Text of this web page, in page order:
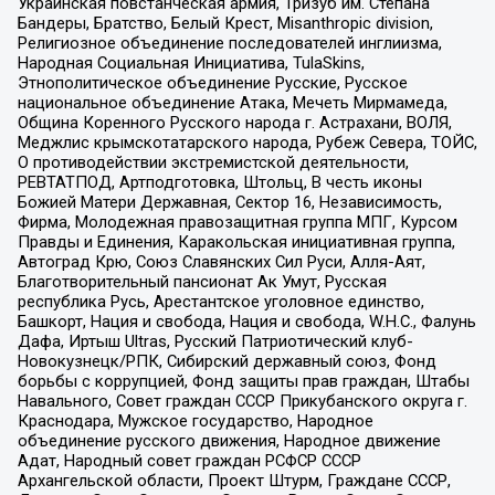
Бандеры, Братство, Белый Крест, Misanthropic division,
Религиозное объединение последователей инглиизма,
Народная Социальная Инициатива, TulaSkins,
Этнополитическое объединение Русские, Русское
национальное объединение Атака, Мечеть Мирмамеда,
Община Коренного Русского народа г. Астрахани, ВОЛЯ,
Меджлис крымскотатарского народа, Рубеж Севера, ТОЙС,
О противодействии экстремистской деятельности,
РЕВТАТПОД, Артподготовка, Штольц, В честь иконы
Божией Матери Державная, Сектор 16, Независимость,
Фирма, Молодежная правозащитная группа МПГ, Курсом
Правды и Единения, Каракольская инициативная группа,
Автоград Крю, Союз Славянских Сил Руси, Алля-Аят,
Благотворительный пансионат Ак Умут, Русская
республика Русь, Арестантское уголовное единство,
Башкорт, Нация и свобода, Нация и свобода, W.H.С., Фалунь
Дафа, Иртыш Ultras, Русский Патриотический клуб-
Новокузнецк/РПК, Сибирский державный союз, Фонд
борьбы с коррупцией, Фонд защиты прав граждан, Штабы
Навального, Совет граждан СССР Прикубанского округа г.
Краснодара, Мужское государство, Народное
объединение русского движения, Народное движение
Адат, Народный совет граждан РСФСР СССР
Архангельской области, Проект Штурм, Граждане СССР,